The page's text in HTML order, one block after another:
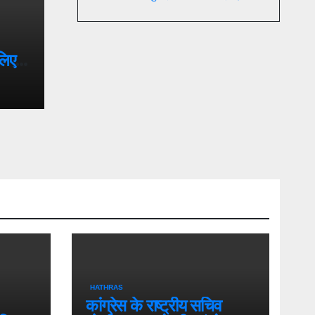
HATHRAS
कांग्रेस के राष्ट्रीय सचिव